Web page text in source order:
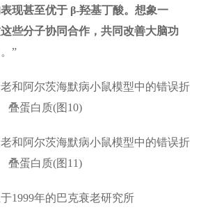
现甚至优于 β-羟基丁酸。想象一
些分子协同合作，共同改善大脑功
。”
1999年的巴克衰老研究所